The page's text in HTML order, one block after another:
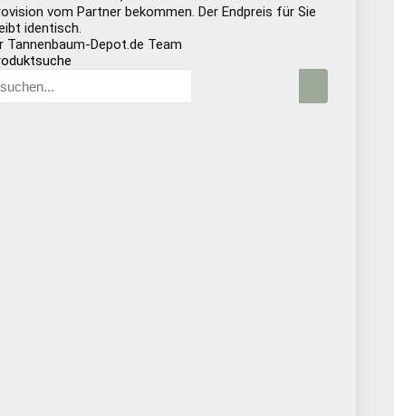
vom Partner bekommen. Der Endpreis für Sie
identisch.
Tannenbaum-Depot.de Team